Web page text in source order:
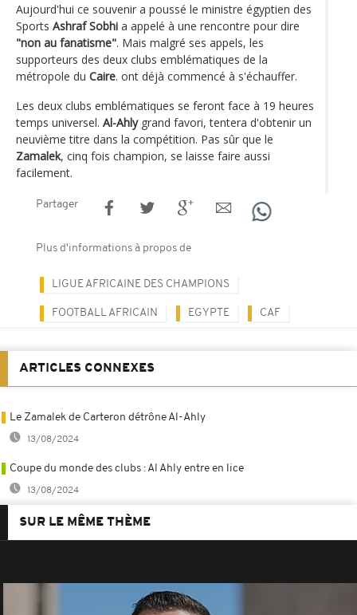
Aujourd'hui ce souvenir a poussé le ministre égyptien des
Sports Ashraf Sobhi a appelé à une rencontre pour dire
"non au fanatisme". Mais malgré ses appels, les
supporteurs des deux clubs emblématiques de la
métropole du Caire. ont déjà commencé à s'échauffer.
Les deux clubs emblématiques se feront face à 19 heures
temps universel. Al-Ahlygrand favori, tentera d'obtenir un
neuvième titre dans la compétition. Pas sûr que le
Zamalek, cinq fois champion, se laisse faire aussi
facilement.
Partager
Plus d'informations à propos de
LIGUE AFRICAINE DES CHAMPIONS
FOOTBALL AFRICAIN EGYPTE CAF
ARTICLES CONNEXES
Le Zamalek de Carteron détrône Al-Ahly
13/08/2024
Coupe du monde des clubs : Al Ahly entre en lice
13/08/2024
SUR LE MÊME THÈME